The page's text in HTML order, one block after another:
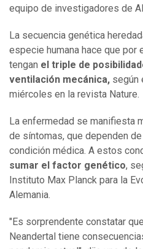
equipo de investigadores de
La secuencia genética
especie humana hace que
tengan el triple de
ventilación mecánica, según
miércoles en la revista Nature.
La enfermedad se manifiesta
de síntomas, que dependen
condición médica. A estos
sumar el factor genético,
Instituto Max Planck para la
Alemania.
"Es sorprendente constatar
Neandertal tiene